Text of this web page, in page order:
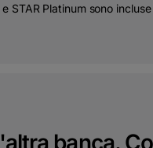
STAR Platinum sono
banca.